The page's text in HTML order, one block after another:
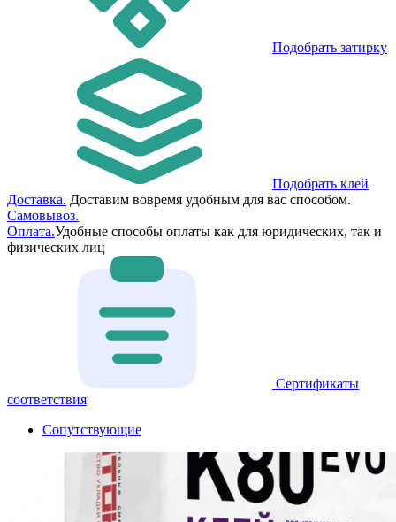
Подобрать затирку
Подобрать клей
Доставка. Доставим вовремя удобным для вас способом.
Самовывоз.
Оплата.Удобные способы оплаты как для юридических, так и
физических лиц
Сертификаты
соответствия
Сопутствующие